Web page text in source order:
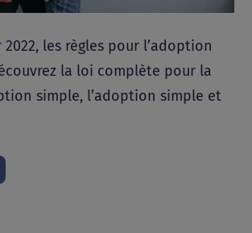
les règles pour l’adoption
la loi complète pour la
simple, l’adoption simple et